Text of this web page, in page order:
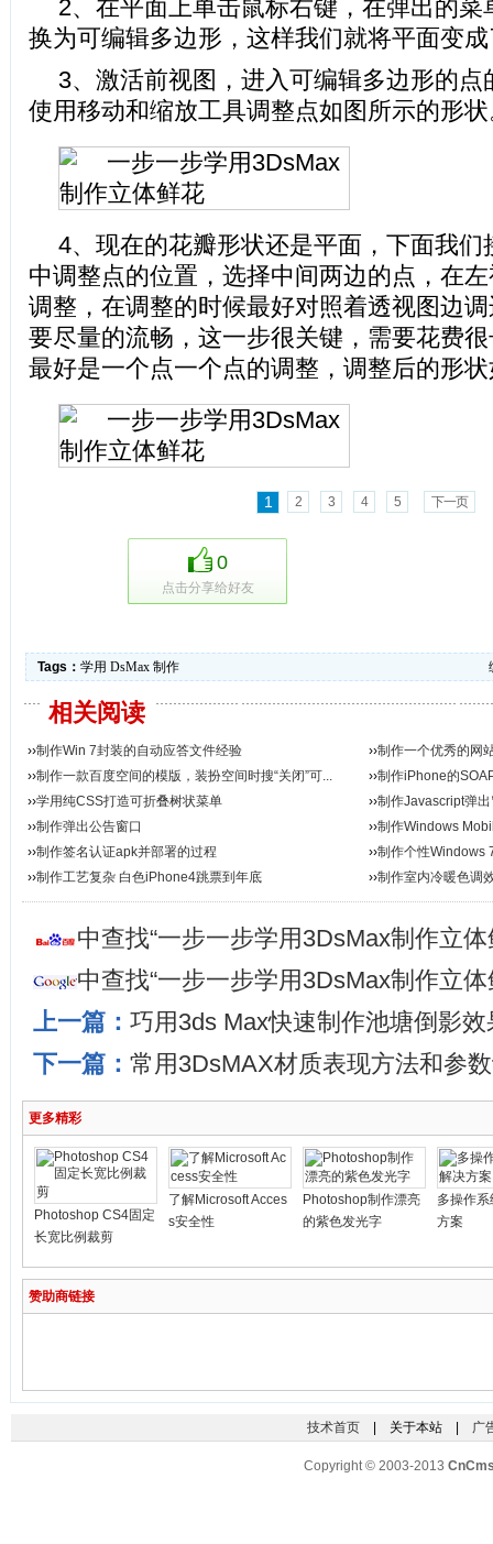
2、在平面上单击鼠标右键，在弹出的菜
换为可编辑多边形，这样我们就将平面变
3、激活前视图，进入可编辑多边形的
使用移动和缩放工具调整点如图所示的形
4、现在的花瓣形状还是平面，下面我
中调整点的位置，选择中间两边的点，在
调整，在调整的时候最好对照着透视图边
要尽量的流畅，这一步很关键，需要花费
最好是一个点一个点的调整，调整后的形
1 2 3 4 5 下一页
0
点击分享给好友
Tags： 学用 DsMax 制作
相关阅读
››制作Win 7封装的自动应答文件经验 ››制作一个优秀的网
››制作一款百度空间的模版，装扮空间时搜“关闭”可... ››制作iPhone的
››学用纯CSS打造可折叠树状菜单 ››制作Javascript弹
››制作弹出公告窗口 ››制作Windows
››制作签名认证apk并部署的过程 ››制作个性Windows
››制作工艺复杂 白色iPhone4跳票到年底 ››制作室内冷暖色调
中查找“一步一步学用3DsMax制作立
中查找“一步一步学用3DsMax制作立
上一篇： 巧用3ds Max快速制作池塘倒影效
下一篇： 常用3DsMAX材质表现方法和参
更多精彩
Photoshop CS4固定
长宽比例裁剪
了解Microsoft Acces
s安全性
Photoshop制作漂亮
的紫色发光字
多操作
方案
赞助商链接
技术首页| 关于本站 | 广
Copyright © 2003-2013